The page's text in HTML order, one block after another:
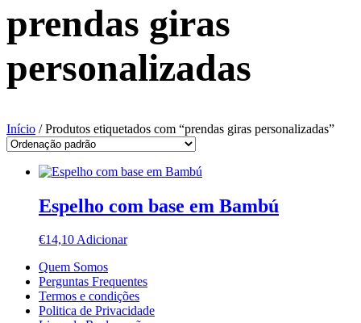
prendas giras
personalizadas
Início / Produtos etiquetados com “prendas giras personalizadas”
Espelho com base em Bambú
€14,10Adicionar
Quem Somos
Perguntas Frequentes
Termos e condições
Politica de Privacidade